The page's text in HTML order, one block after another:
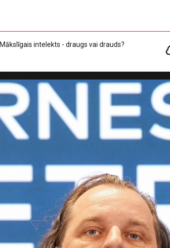
Mākslīgais intelekts - draugs vai drauds?